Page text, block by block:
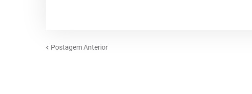
Postagem Anterior